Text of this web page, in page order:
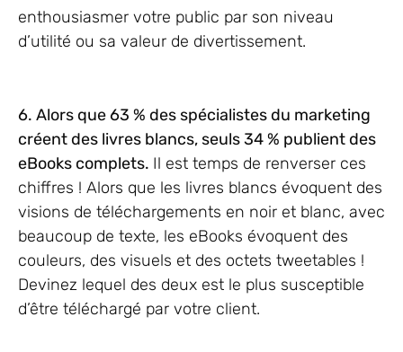
enthousiasmer votre public par son niveau
d’utilité ou sa valeur de divertissement.
6. Alors que 63 % des spécialistes du marketing
créent des livres blancs, seuls 34 % publient des
eBooks complets. Il est temps de renverser ces
chiffres ! Alors que les livres blancs évoquent des
visions de téléchargements en noir et blanc, avec
beaucoup de texte, les eBooks évoquent des
couleurs, des visuels et des octets tweetables !
Devinez lequel des deux est le plus susceptible
d’être téléchargé par votre client.